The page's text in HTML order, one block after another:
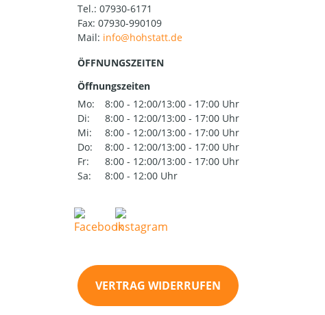
Tel.: 07930-6171
Fax: 07930-990109
Mail:
ÖFFNUNGSZEITEN
Öffnungszeiten
Mo:
8:00 - 12:00/13:00 - 17:00 Uhr
Di:
8:00 - 12:00/13:00 - 17:00 Uhr
Mi:
8:00 - 12:00/13:00 - 17:00 Uhr
Do:
8:00 - 12:00/13:00 - 17:00 Uhr
Fr:
8:00 - 12:00/13:00 - 17:00 Uhr
Sa:
8:00 - 12:00 Uhr
VERTRAG WIDERRUFEN